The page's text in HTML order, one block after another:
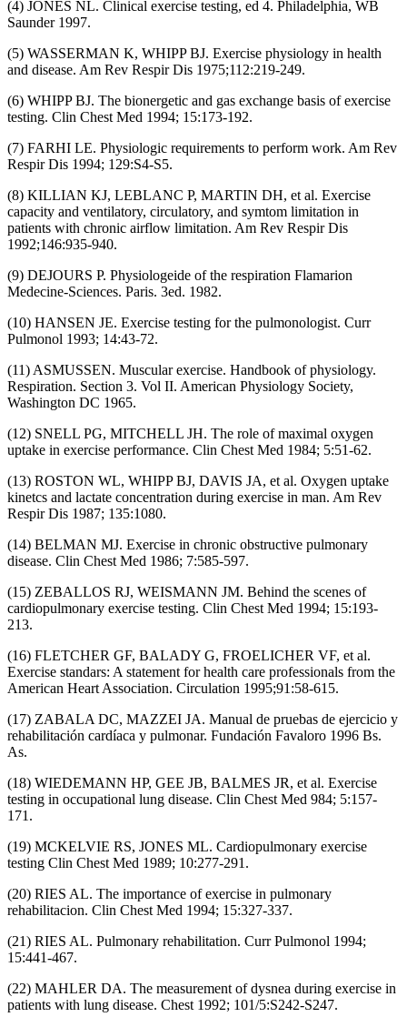
(4) JONES NL. Clinical exercise testing, ed 4. Philadelphia, WB
Saunder 1997.
(5) WASSERMAN K, WHIPP BJ. Exercise physiology in health
and disease. Am Rev Respir Dis 1975;112:219-249.
(6) WHIPP BJ. The bionergetic and gas exchange basis of exercise
testing. Clin Chest Med 1994; 15:173-192.
(7) FARHI LE. Physiologic requirements to perform work. Am Rev
Respir Dis 1994; 129:S4-S5.
(8) KILLIAN KJ, LEBLANC P, MARTIN DH, et al. Exercise
capacity and ventilatory, circulatory, and symtom limitation in
patients with chronic airflow limitation. Am Rev Respir Dis
1992;146:935-940.
(9) DEJOURS P. Physiologeide of the respiration Flamarion
Medecine-Sciences. Paris. 3ed. 1982.
(10) HANSEN JE. Exercise testing for the pulmonologist. Curr
Pulmonol 1993; 14:43-72.
(11) ASMUSSEN. Muscular exercise. Handbook of physiology.
Respiration. Section 3. Vol II. American Physiology Society,
Washington DC 1965.
(12) SNELL PG, MITCHELL JH. The role of maximal oxygen
uptake in exercise performance. Clin Chest Med 1984; 5:51-62.
(13) ROSTON WL, WHIPP BJ, DAVIS JA, et al. Oxygen uptake
kinetcs and lactate concentration during exercise in man. Am Rev
Respir Dis 1987; 135:1080.
(14) BELMAN MJ. Exercise in chronic obstructive pulmonary
disease. Clin Chest Med 1986; 7:585-597.
(15) ZEBALLOS RJ, WEISMANN JM. Behind the scenes of
cardiopulmonary exercise testing. Clin Chest Med 1994; 15:193-
213.
(16) FLETCHER GF, BALADY G, FROELICHER VF, et al.
Exercise standars: A statement for health care professionals from the
American Heart Association. Circulation 1995;91:58-615.
(17) ZABALA DC, MAZZEI JA. Manual de pruebas de ejercicio y
rehabilitación cardíaca y pulmonar. Fundación Favaloro 1996 Bs.
As.
(18) WIEDEMANN HP, GEE JB, BALMES JR, et al. Exercise
testing in occupational lung disease. Clin Chest Med 984; 5:157-
171.
(19) MCKELVIE RS, JONES ML. Cardiopulmonary exercise
testing Clin Chest Med 1989; 10:277-291.
(20) RIES AL. The importance of exercise in pulmonary
rehabilitacion. Clin Chest Med 1994; 15:327-337.
(21) RIES AL. Pulmonary rehabilitation. Curr Pulmonol 1994;
15:441-467.
(22) MAHLER DA. The measurement of dysnea during exercise in
patients with lung disease. Chest 1992; 101/5:S242-S247.